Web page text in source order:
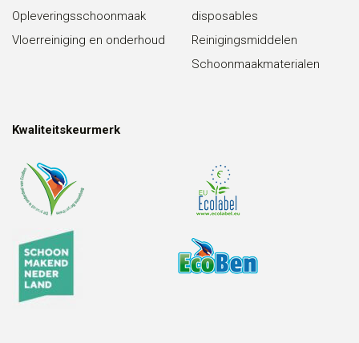
Opleveringsschoonmaak
Vloerreiniging en onderhoud
disposables
Reinigingsmiddelen
Schoonmaakmaterialen
Kwaliteitskeurmerk